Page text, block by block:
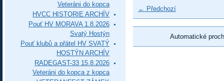
← Předchozí
Automatické
Veteráni do kopca
HVCC HISTORIE ARCHÍV
Pouť HV MORAVA 1.8.2026
Svatý Hostýn
Pouť klubů a přátel HV SVATÝ
HOSTÝN ARCHÍV
RADEGAST-33 15.8.2026
Veteráni do kopca z kopca